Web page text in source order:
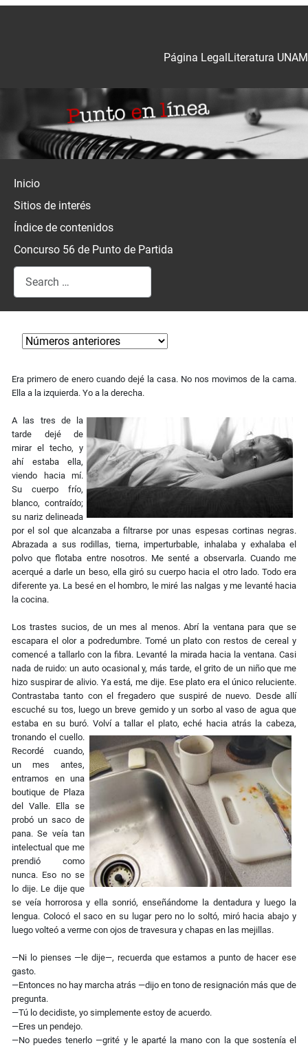
Literatura UNAM
Página Legal
Inicio
Sitios de interés
Índice de contenidos
Concurso 56 de Punto de Partida
Search
Era primero de enero cuando dejé la casa. No nos movimos de la cama.
Ella a la izquierda. Yo a la derecha.
A las tres de la
tarde dejé de
mirar el techo, y
ahí estaba ella,
viendo hacia mí.
Su cuerpo frío,
blanco, contraído;
su nariz delineada
por el sol que alcanzaba a filtrarse por unas espesas cortinas negras.
Abrazada a sus rodillas, tierna, imperturbable, inhalaba y exhalaba el
polvo que flotaba entre nosotros. Me senté a observarla. Cuando me
acerqué a darle un beso, ella giró su cuerpo hacia el otro lado. Todo era
diferente ya. La besé en el hombro, le miré las nalgas y me levanté hacia
la cocina.
Los trastes sucios, de un mes al menos. Abrí la ventana para que se
escapara el olor a podredumbre. Tomé un plato con restos de cereal y
comencé a tallarlo con la fibra. Levanté la mirada hacia la ventana. Casi
nada de ruido: un auto ocasional y, más tarde, el grito de un niño que me
hizo suspirar de alivio. Ya está, me dije. Ese plato era el único reluciente.
Contrastaba tanto con el fregadero que suspiré de nuevo. Desde allí
escuché su tos, luego un breve gemido y un sorbo al vaso de agua que
estaba en su buró. Volví a tallar el plato, eché hacia atrás la cabeza,
tronando el cuello.
Recordé cuando,
un mes antes,
entramos en una
boutique de Plaza
del Valle. Ella se
probó un saco de
pana. Se veía tan
intelectual que me
prendió como
nunca. Eso no se
lo dije. Le dije que
se veía horrorosa y ella sonrió, enseñándome la dentadura y luego la
lengua. Colocó el saco en su lugar pero no lo soltó, miró hacia abajo y
luego volteó a verme con ojos de travesura y chapas en las mejillas.
—Ni lo pienses —le dije—, recuerda que estamos a punto de hacer ese
gasto.
—Entonces no hay marcha atrás —dijo en tono de resignación más que de
pregunta.
—Tú lo decidiste, yo simplemente estoy de acuerdo.
—Eres un pendejo.
—No puedes tenerlo —grité y le aparté la mano con la que sostenía el